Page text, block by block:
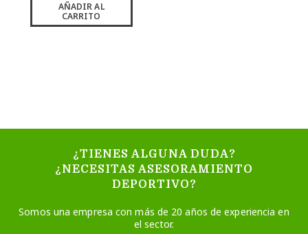
AÑADIR AL
CARRITO
¿TIENES ALGUNA DUDA?
¿NECESITAS ASESORAMIENTO
DEPORTIVO?
Somos una empresa con más de 20 años de experiencia en
el sector.